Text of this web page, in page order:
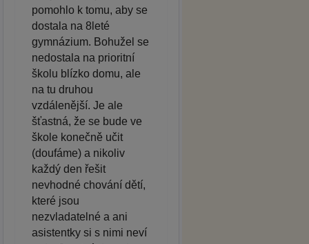
pomohlo k tomu, aby se
dostala na 8leté
gymnázium. Bohužel se
nedostala na prioritní
školu blízko domu, ale
na tu druhou
vzdálenější. Je ale
šťastná, že se bude ve
škole konečně učit
(doufáme) a nikoliv
každý den řešit
nevhodné chování dětí,
které jsou
nezvladatelné a ani
asistentky si s nimi neví